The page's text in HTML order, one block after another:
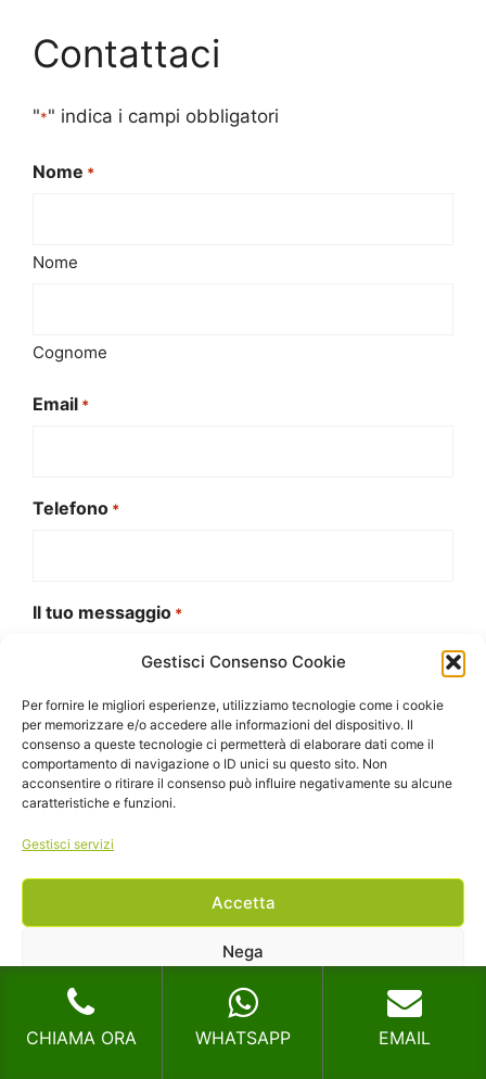
Gestisci Consenso Cookie
Per fornire le migliori esperienze, utilizziamo tecnologie come i cookie
per memorizzare e/o accedere alle informazioni del dispositivo. Il
consenso a queste tecnologie ci permetterà di elaborare dati come il
comportamento di navigazione o ID unici su questo sito. Non
acconsentire o ritirare il consenso può influire negativamente su alcune
caratteristiche e funzioni.
Gestisci servizi
Accetta
Nega
Visualizza le preferenze
Cookie Policy
Contattaci
"*" indica i campi obbligatori
Nome *
Nome
Cognome
Email *
Telefono *
Il tuo messaggio *
Si
legga
sulla
privacy
Si legga l'informativa sulla privacy
CAPTCHA
CHIAMA ORA WHATSAPP EMAIL